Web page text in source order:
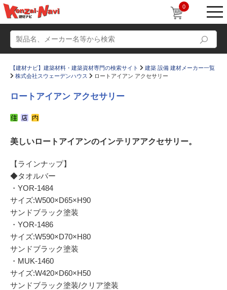
0
かたなび コラム
すまいリング
Q＆A
お気に入り
【建材ナビ】建築材料・建築資材専門の検索サイト
建築 設備 建材メーカー一覧
株式会社スウェーデンハウス
ロートアイアン アクセサリー
ロートアイアン アクセサリー
美しいロートアイアンのインテリアアクセサリー。
【ラインナップ】
◆タオルバー
・YOR-1484
サイズ:W500×D65×H90
サンドブラック塗装
・YOR-1486
サイズ:W590×D70×H80
サンドブラック塗装
・MUK-1460
サイズ:W420×D60×H50
サンドブラック塗装/クリア塗装